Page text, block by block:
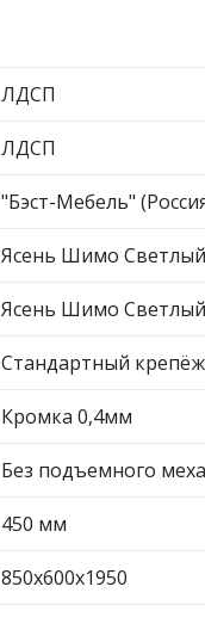
ЛДСП
ЛДСП
"Бэст-Мебель"
Ясень Шимо Светлый
Ясень Шимо Светлый
Стандартный крепёж
Кромка 0,4мм
Без подъемного
450 мм
850х600х1950